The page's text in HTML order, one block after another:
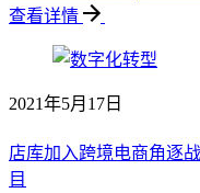
查看详情
2021年5月17日
店库加入跨境电商角逐
目